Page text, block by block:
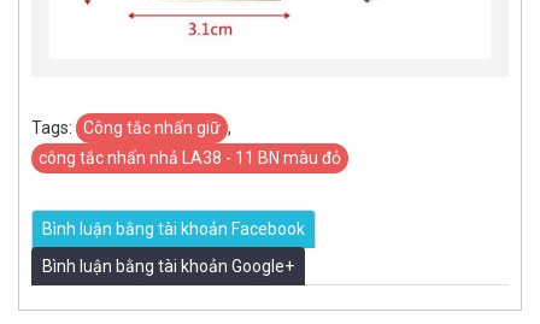
Tags: Công tắc nhấn giữ ,
công tắc nhấn nhả LA38 - 11 BN màu đỏ
Bình luận bằng tài khoản Facebook
Bình luận bằng tài khoản Google+